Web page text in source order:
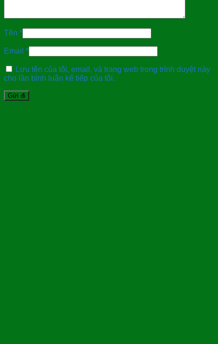
Tên *
Email *
Lưu tên của tôi, email, và trang web trong trình duyệt này
cho lần bình luận kế tiếp của tôi.